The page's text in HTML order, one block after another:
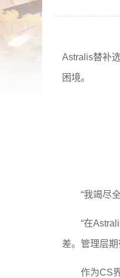
Astralis替补
困境。
“我竭尽
“在
差。管理层
作为CS